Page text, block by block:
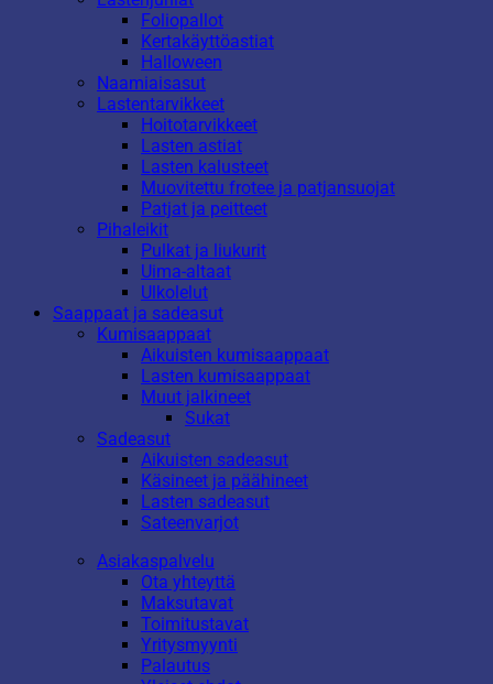
Foliopallot
Kertakäyttöastiat
Halloween
Naamiaisasut
Lastentarvikkeet
Hoitotarvikkeet
Lasten astiat
Lasten kalusteet
Muovitettu frotee ja patjansuojat
Patjat ja peitteet
Pihaleikit
Pulkat ja liukurit
Uima-altaat
Ulkolelut
Saappaat ja sadeasut
Kumisaappaat
Aikuisten kumisaappaat
Lasten kumisaappaat
Muut jalkineet
Sukat
Sadeasut
Aikuisten sadeasut
Käsineet ja päähineet
Lasten sadeasut
Sateenvarjot
Asiakaspalvelu
Ota yhteyttä
Maksutavat
Toimitustavat
Yritysmyynti
Palautus